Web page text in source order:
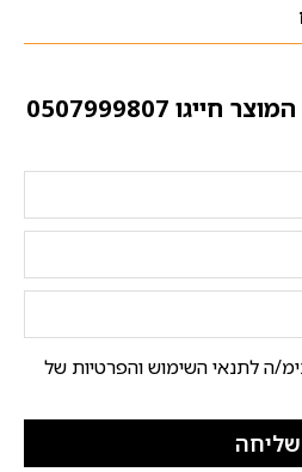
חייגו 0507999807
ה לתנאי השימוש והפרטיות של
שליחה